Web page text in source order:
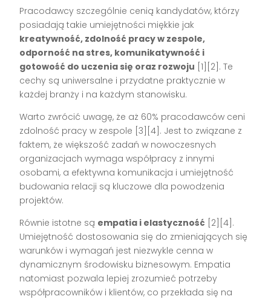
Pracodawcy szczególnie cenią kandydatów, którzy
posiadają takie umiejętności miękkie jak
kreatywność, zdolność pracy w zespole,
odporność na stres, komunikatywność i
gotowość do uczenia się oraz rozwoju [1][2]. Te
cechy są uniwersalne i przydatne praktycznie w
każdej branży i na każdym stanowisku.
Warto zwrócić uwagę, że aż 60% pracodawców ceni
zdolność pracy w zespole [3][4]. Jest to związane z
faktem, że większość zadań w nowoczesnych
organizacjach wymaga współpracy z innymi
osobami, a efektywna komunikacja i umiejętność
budowania relacji są kluczowe dla powodzenia
projektów.
Równie istotne są empatia i elastyczność [2][4].
Umiejętność dostosowania się do zmieniających się
warunków i wymagań jest niezwykle cenna w
dynamicznym środowisku biznesowym. Empatia
natomiast pozwala lepiej zrozumieć potrzeby
współpracowników i klientów, co przekłada się na